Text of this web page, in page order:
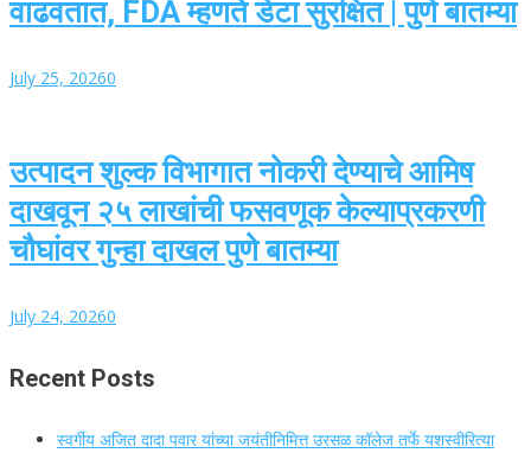
वाढवतात, FDA म्हणते डेटा सुरक्षित | पुणे बातम्या
July 25, 20260
उत्पादन शुल्क विभागात नोकरी देण्याचे आमिष
दाखवून २५ लाखांची फसवणूक केल्याप्रकरणी
चौघांवर गुन्हा दाखल पुणे बातम्या
July 24, 20260
Recent Posts
स्वर्गीय अजित दादा पवार यांच्या जयंतीनिमित्त उरसळ कॉलेज तर्फे यशस्वीरित्या